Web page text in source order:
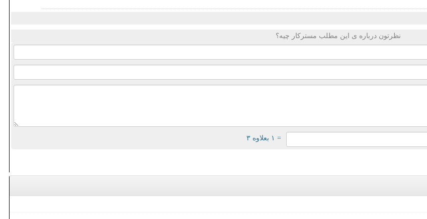
نظرتون درباره ی این مطلب مسترکار چیه؟
= ۱ بعلاوه ۳